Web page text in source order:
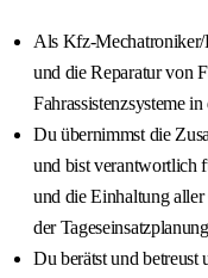
Als Kfz-
und die Reparatur von
Fahrassistenzsysteme
Du übernimmst die
und bist verantwortlich
und die Einhaltung
der
Du berätst und betreust